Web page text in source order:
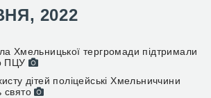
2022
Хмельницької тергромади підтримали
ПЦУ
дітей поліцейські Хмельниччини
свято